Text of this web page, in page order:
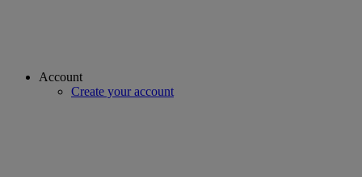
Account
Create your account